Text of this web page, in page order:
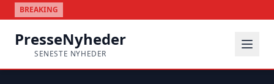
BREAKING
PresseNyheder
SENESTE NYHEDER